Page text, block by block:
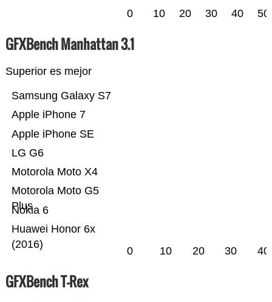
0 10 20 30 40 50
GFXBench Manhattan 3.1
Superior es mejor
Huawei Honor 6x
(2016)
Nokia 6
Motorola Moto G5
Plus
Motorola Moto X4
LG G6
Apple iPhone SE
Apple iPhone 7
Samsung Galaxy S7
0 10 20 30 40
GFXBench T-Rex